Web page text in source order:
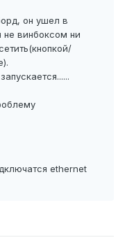
он ушел в
не винбоксом ни
ethernet